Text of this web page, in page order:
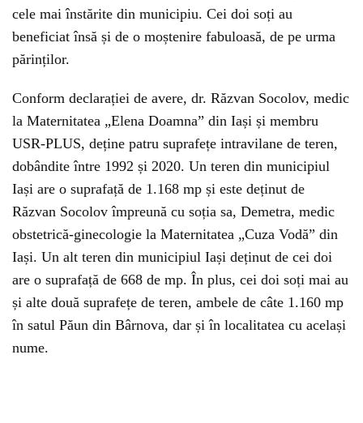
cele mai înstărite din municipiu. Cei doi soți au
beneficiat însă și de o moștenire fabuloasă, de pe urma
părinților.
Conform declarației de avere, dr. Răzvan Socolov, medic
la Maternitatea „Elena Doamna” din Iași și membru
USR-PLUS, deține patru suprafețe intravilane de teren,
dobândite între 1992 și 2020. Un teren din municipiul
Iași are o suprafață de 1.168 mp și este deținut de
Răzvan Socolov împreună cu soția sa, Demetra, medic
obstetrică-ginecologie la Maternitatea „Cuza Vodă” din
Iași. Un alt teren din municipiul Iași deținut de cei doi
are o suprafață de 668 de mp. În plus, cei doi soți mai au
și alte două suprafețe de teren, ambele de câte 1.160 mp
în satul Păun din Bârnova, dar și în localitatea cu același
nume.